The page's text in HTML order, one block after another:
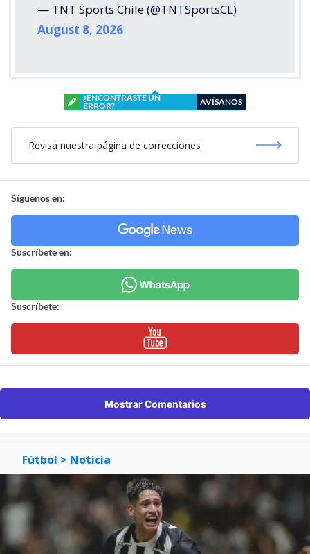
— TNT Sports Chile (@TNTSportsCL)
August 8, 2026
¿ENCONTRASTE UN
ERROR?
AVÍSANOS
Revisa nuestra página de correcciones
Síguenos en:
Suscríbete en:
Suscríbete:
Mostrar Comentarios
Fútbol > Noticia